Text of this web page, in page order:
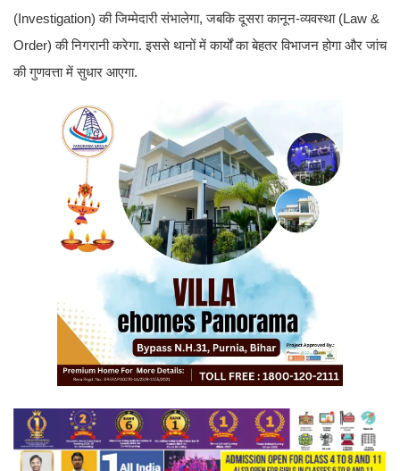
(Investigation) की जिम्मेदारी संभालेगा, जबकि दूसरा कानून-व्यवस्था (Law &
Order) की निगरानी करेगा. इससे थानों में कार्यों का बेहतर विभाजन होगा और जांच
की गुणवत्ता में सुधार आएगा.